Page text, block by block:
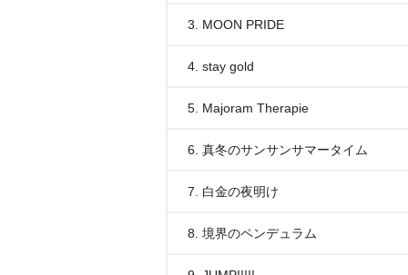
3. MOON PRIDE
4. stay gold
5. Majoram Therapie
6. 真冬のサンサンサマータイム
7. 白金の夜明け
8. 境界のペンデュラム